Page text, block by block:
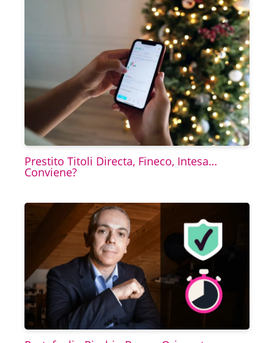
Prestito Titoli Directa, Fineco, Intesa…
Conviene?